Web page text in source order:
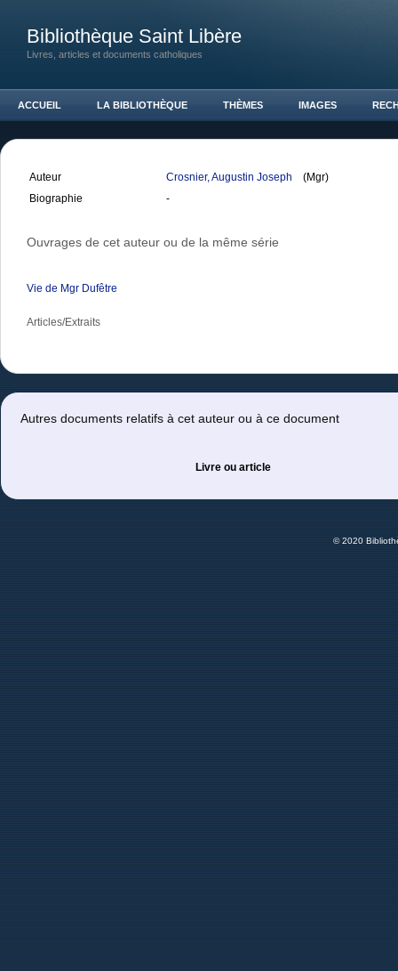
Bibliothèque Saint Libère
Livres, articles et documents catholiques
ACCUEIL LA BIBLIOTHÈQUE THÈMES IMAGES
Auteur Crosnier, Augustin Joseph
(Mgr)
Biographie
-
Ouvrages de cet auteur ou de la même série
Vie de Mgr Dufêtre
Articles/Extraits
Autres documents relatifs à cet auteur ou à ce document
Livre ou article
© 2020